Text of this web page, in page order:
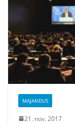
MAJANDUS
21. nov. 2017